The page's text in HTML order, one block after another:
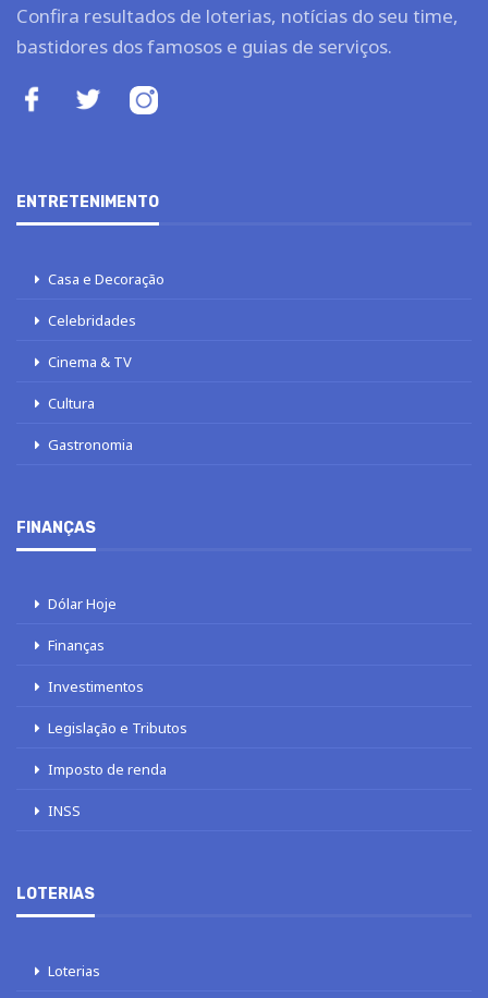
Confira resultados de loterias, notícias do seu time,
bastidores dos famosos e guias de serviços.
ENTRETENIMENTO
Casa e Decoração
Celebridades
Cinema & TV
Cultura
Gastronomia
FINANÇAS
Dólar Hoje
Finanças
Investimentos
Legislação e Tributos
Imposto de renda
INSS
LOTERIAS
Loterias